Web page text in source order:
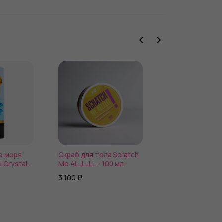
моря
Crystals
Скраб для тела Scratch
Me ALLLLLL - 100 мл.
3 100 ₽